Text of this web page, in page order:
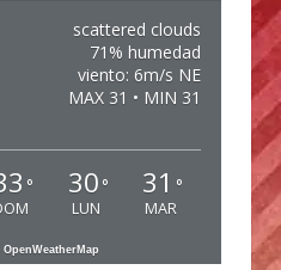
scattered clouds
71% humedad
viento: 6m/s NE
MAX 31 • MIN 31
° 30 °
LUN
31 °
MAR